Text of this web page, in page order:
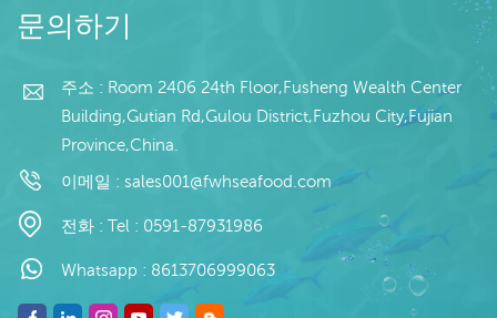
문의하기
주소 : Room 2406 24th Floor,Fusheng Wealth Center
Building,Gutian Rd,Gulou District,Fuzhou City,Fujian
Province,China.
이메일 : sales001@fwhseafood.com
전화 : Tel : 0591-87931986
Whatsapp : 8613706999063